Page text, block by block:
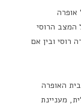
אופרה
המצב הרוסי
רוסי ובין אם
האופרה
מעניינת